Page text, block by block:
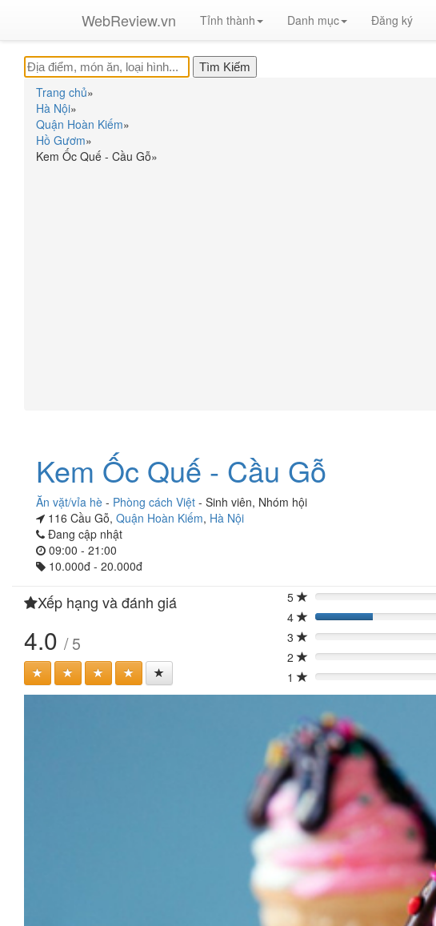
WebReview.vn Tỉnh thành Danh mục Đăng ký
Trang chủ»
Hà Nội»
Quận Hoàn Kiếm»
Hồ Gươm»
Kem Ốc Quế - Cầu Gỗ»
Kem Ốc Quế - Cầu Gỗ
Ăn vặt/vỉa hè - Phòng cách Việt - Sinh viên, Nhóm hội
116 Cầu Gỗ, Quận Hoàn Kiếm, Hà Nội
Đang cập nhật
09:00 - 21:00
10.000đ - 20.000đ
Xếp hạng và đánh giá
4.0 / 5
5 0%
4
40%
3
0%
2
0%
1
0%